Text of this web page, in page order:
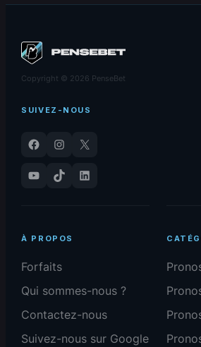
Copyright © 2026 PenseBet
SUIVEZ-NOUS
Facebook Instagram
X
YouTube
TikTok LinkedIn
À PROPOS
Forfaits
Qui sommes-nous ?
Contactez-nous
Suivez-nous sur Google